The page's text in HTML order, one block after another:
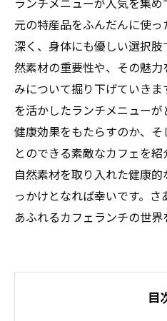
ランチメニューが人気を集
元の特産品をふんだんに使
深く、身体にも優しい選択肢
然素材の重要性や、その魅
みについて掘り下げていき
を活かしたランチメニュー
健康効果をもたらすのか、
とのできる素敵なカフェを
自然素材を取り入れた健康
っかけとなれば幸いです。
あふれるカフェランチの世界
目